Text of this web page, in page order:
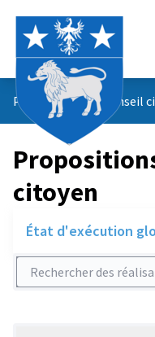
Propositions du conseil
citoyen
État d'exécution
Rechercher des